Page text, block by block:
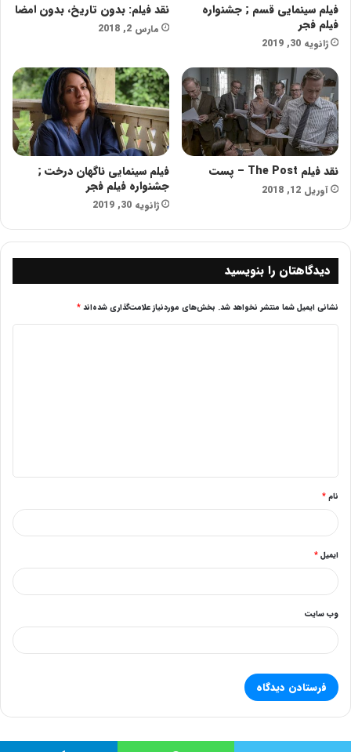
فیلم سینمایی قسم ; جشنواره
فیلم فجر
ژانویه 30, 2019
نقد فیلم: بدون تاریخ، بدون امضا
مارس 2, 2018
نقد فیلم The Post – پست
آوریل 12, 2018
فیلم سینمایی ناگهان درخت ;
جشنواره فیلم فجر
ژانویه 30, 2019
دیدگاهتان را بنویسید
نشانی ایمیل شما منتشر نخواهد شد. بخش‌های موردنیاز علامت‌گذاری شده‌اند *
*
نام *
ایمیل *
وب‌ سایت